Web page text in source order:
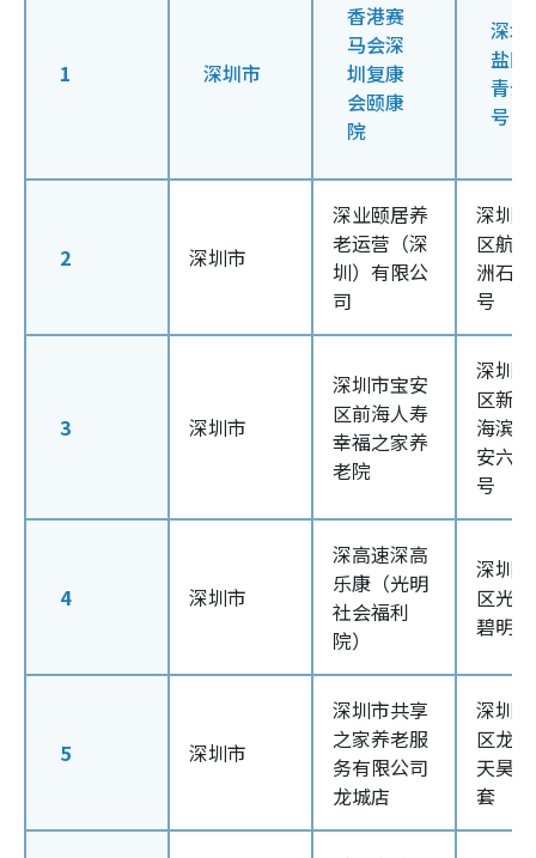
1 深圳市
香港赛
马会深
圳复康
会颐康
院
深圳
盐田
青云
号
2 深圳市
深业颐居养
老运营（深
圳）有限公
司
深圳
区航
洲石
号
3 深圳市
深圳市宝安
区前海人寿
幸福之家养
老院
深圳
区新
海滨
安六
号
4 深圳市
深高速深高
乐康（光明
社会福利
院）
深圳
区光
碧明
5 深圳市
深圳市共享
之家养老服
务有限公司
龙城店
深圳
区龙
天昊
套